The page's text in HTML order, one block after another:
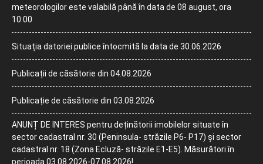
meteorologilor este valabilă până în data de 08 august, ora
10:00
Situația datoriei publice întocmită la data de 30.06.2026
Publicații de căsătorie din 04.08.2026
Publicație de căsătorie din 03.08.2026
ANUNȚ DE INTERES pentru deținătorii imobilelor situate în
sector cadastral nr. 30 (Peninsula- străzile P6- P17) și sector
cadastral nr. 18 (Zona Ecluză- străzile E1-E5). Măsurători în
perioada 03.08.2026-07.08.2026!